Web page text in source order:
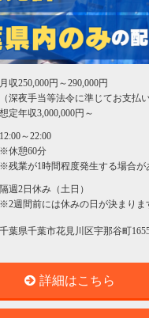
月収250,000円～290,000円
（深夜手当等法令に準じてお支払
想定年収3,000,000円～
12:00～22:00
※休憩60分
※残業が1時間程度発生する場合が
隔週2日休み（土日）
※2週間前には休みの日が決まりま
千葉県千葉市花見川区宇那谷町
詳細はこちら